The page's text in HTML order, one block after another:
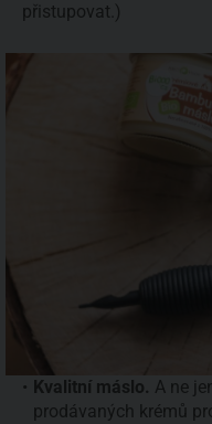
přistupovat.)
Kvalitní máslo. A ne
prodávaných krémů